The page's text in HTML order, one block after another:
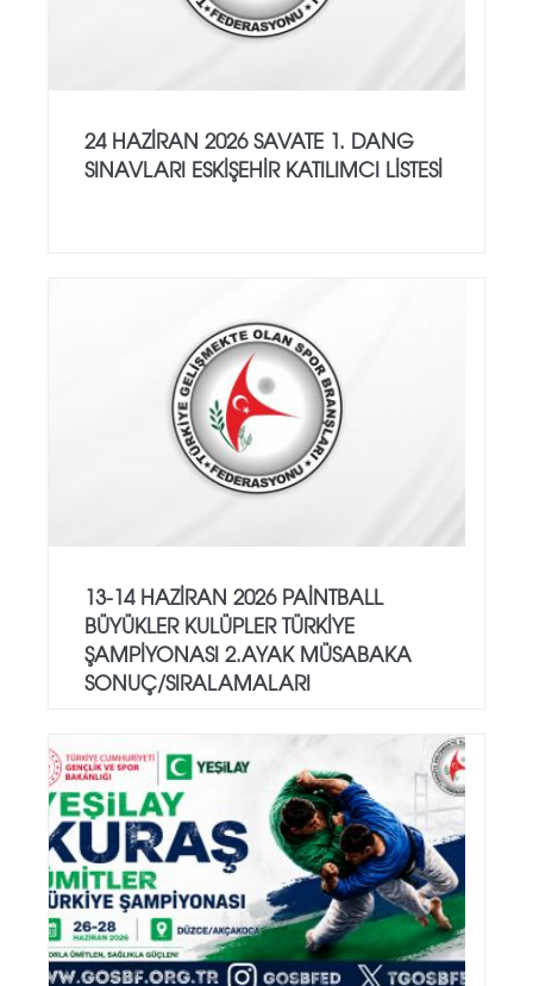
24 HAZİRAN 2026 SAVATE 1. DANG
SINAVLARI ESKİŞEHİR KATILIMCI LİSTESİ
13-14 HAZİRAN 2026 PAİNTBALL
BÜYÜKLER KULÜPLER TÜRKİYE
ŞAMPİYONASI 2.AYAK MÜSABAKA
SONUÇ/SIRALAMALARI